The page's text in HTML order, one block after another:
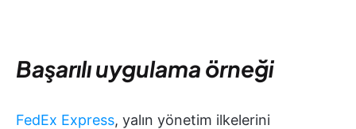
Başarılı uygulama örneği
FedEx Express, yalın yönetim ilkelerini